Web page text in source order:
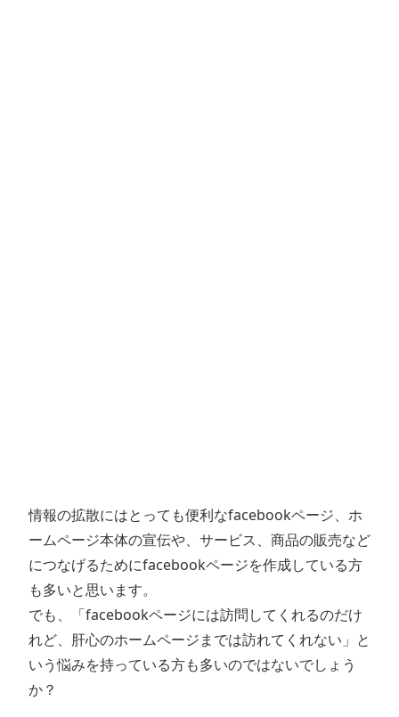
情報の拡散にはとっても便利なfacebookページ、ホ
ームページ本体の宣伝や、サービス、商品の販売など
につなげるためにfacebookページを作成している方
も多いと思います。
でも、
「facebookページには訪問してくれるのだけ
れど、肝心のホームページまでは訪れてくれない」 と
いう悩みを持っている方も多いのではないでしょう
か？